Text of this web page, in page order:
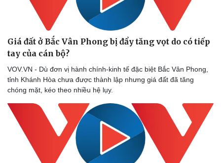
Giá đất ở Bắc Vân Phong bị đẩy tăng vọt do có tiếp
tay của cán bộ?
VOV.VN - Dù đơn vị hành chính-kinh tế đặc biệt Bắc Vân Phong,
tỉnh Khánh Hòa chưa được thành lập nhưng giá đất đã tăng
chóng mặt, kéo theo nhiều hệ lụy.